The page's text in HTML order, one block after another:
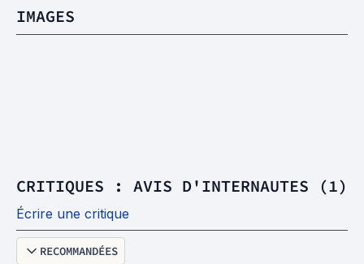
IMAGES
CRITIQUES : AVIS D'INTERNAUTES (1)
Écrire une critique
RECOMMANDÉES